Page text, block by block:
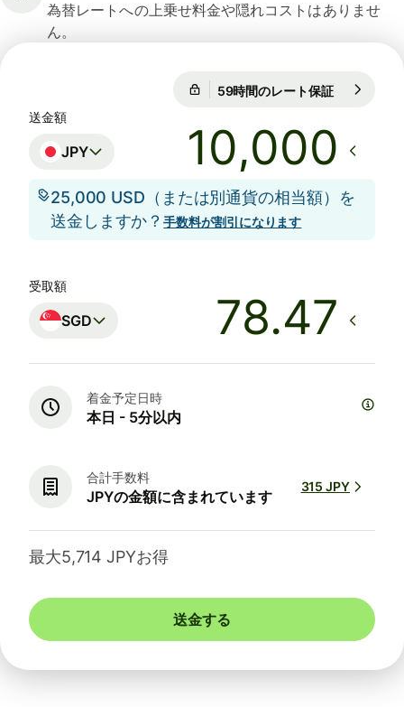
為替レートへの上乗せ料金や隠れコストはありませ
ん。
59時間のレート保証
送金額
JPY
25,000 USD（または別通貨の相当額）を
送金しますか？手数料が割引になります
受取額
SGD
着金予定日時
本日 - 5分以内
合計手数料
JPYの金額に含まれています
315 JPY
最大5,714 JPYお得
送金する